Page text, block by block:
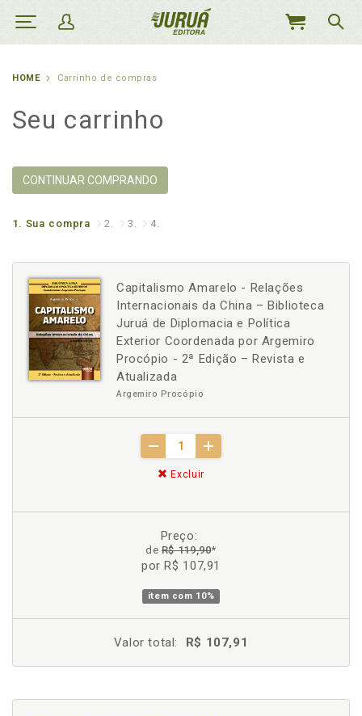
MEU
HOME Carrinho de compras
Seu carrinho
CONTINUAR COMPRANDO
1. Sua compra 2. 3. 4.
Capitalismo Amarelo - Relações
Internacionais da China – Biblioteca
Juruá de Diplomacia e Política
Exterior Coordenada por Argemiro
Procópio - 2ª Edição – Revista e
Atualizada
Argemiro Procópio
Excluir
Preço:
deR$ 119,90*
por R$ 107,91
item com 10%
Valor total: R$ 107,91